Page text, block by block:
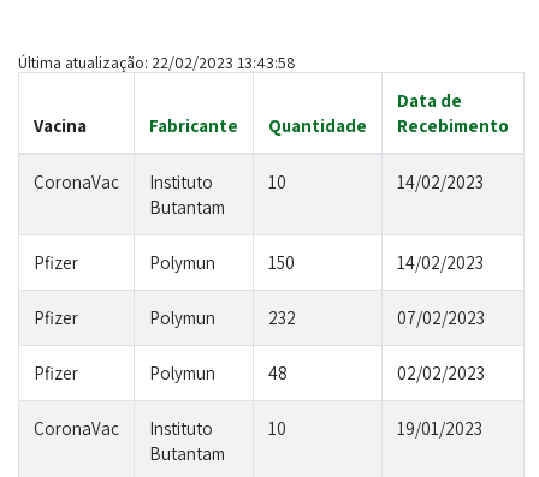
Última atualização: 22/02/2023 13:43:58
Vacina Fabricante Quantidade
Data de
Recebimento
CoronaVac
Instituto
Butantam
10 14/02/2023
Pfizer Polymun 150 14/02/2023
Pfizer Polymun 232 07/02/2023
Pfizer Polymun 48 02/02/2023
CoronaVac
Instituto
Butantam
10 19/01/2023